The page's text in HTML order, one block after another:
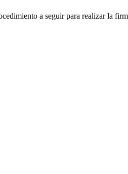
a seguir para realizar la